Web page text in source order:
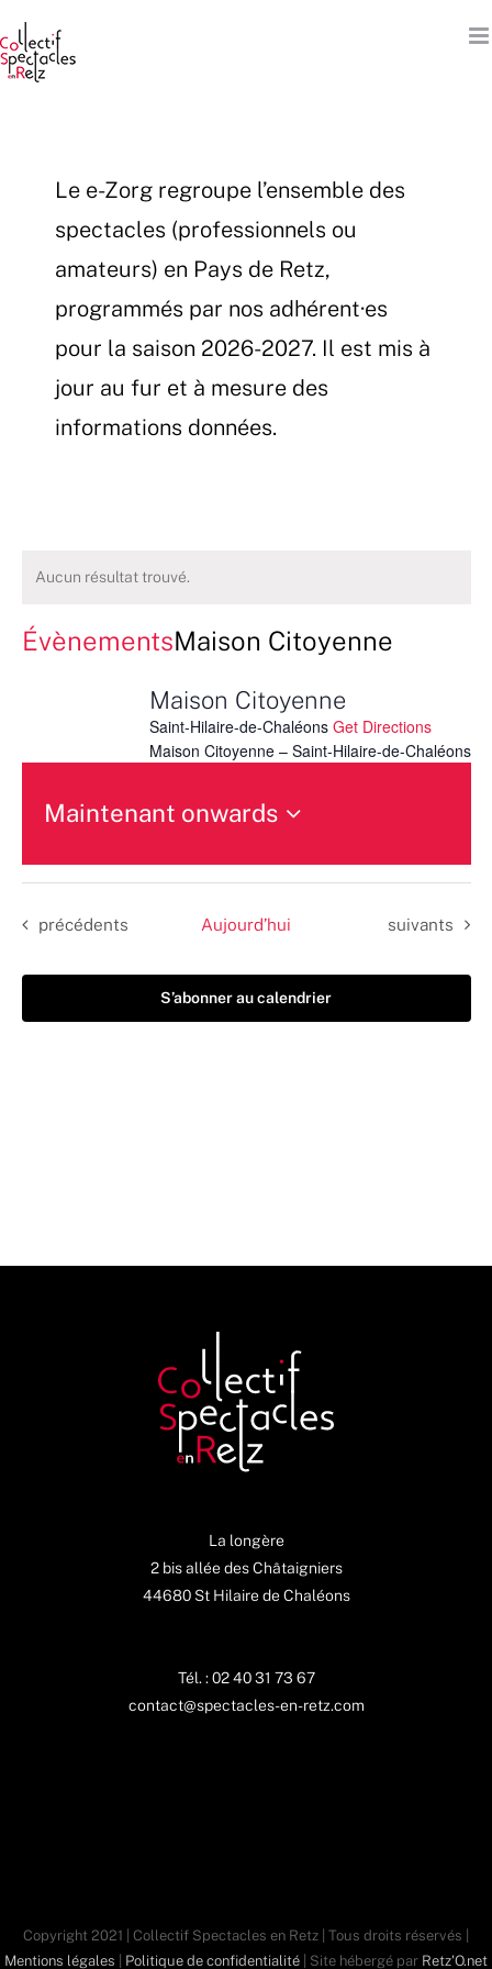
au
contenu
Le e-Zorg regroupe l’ensemble des
spectacles (professionnels ou
amateurs) en Pays de Retz,
programmés par nos adhérent·es
pour la saison 2026-2027. Il est mis à
jour au fur et à mesure des
informations données.
Aucun résultat trouvé.
ÉvènementsMaison Citoyenne
Maison Citoyenne
Saint-Hilaire-de-Chaléons Get Directions
Maison Citoyenne – Saint-Hilaire-de-Chaléons
Maintenant onwards
une
date.
Évènements
précédents Aujourd’hui Évènements
suivants
S’abonner au calendrier
La longère
2 bis allée des Châtaigniers
44680 St Hilaire de Chaléons
Tél. : 02 40 31 73 67
contact@spectacles-en-retz.com
Copyright 2021 | Collectif Spectacles en Retz | Tous droits réservés |
Mentions légales
Politique de confidentialité | Site hébergé par Retz'O.net